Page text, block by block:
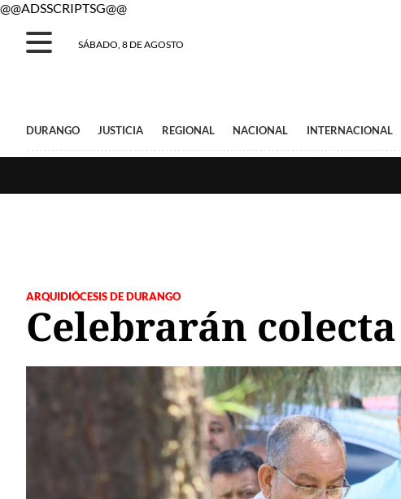
@@ADSSCRIPTSG@@
SÁBADO, 8 DE AGOSTO
DURANGO JUSTICIA REGIONAL NACIONAL INTERNACIONAL
ARQUIDIÓCESIS DE DURANGO
Celebrarán